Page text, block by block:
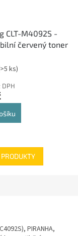
CLT-M4092S -
červený toner
ks)
DPH
PIRANHA,